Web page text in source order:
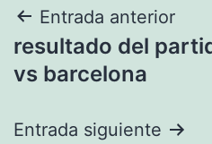
Navegación
de
Entrada anterior
resultado del
vs barcelona
Entrada siguiente